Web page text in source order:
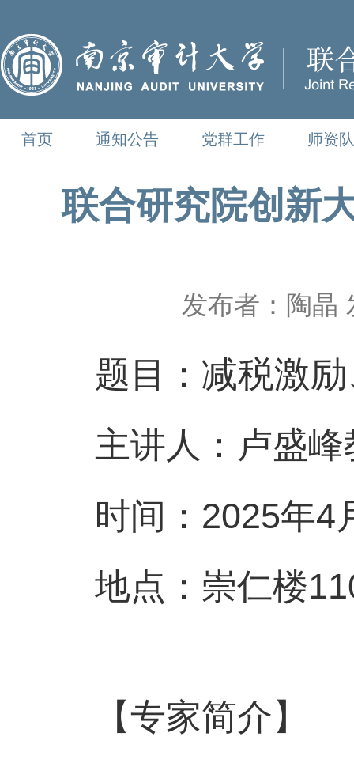
首页 通知公告 党群工作 师资
联合研究院创新
发布者：陶晶
题目： 减税激
主讲人： 卢盛
时间： 2025年4
地点：崇仁楼
【专家简介】